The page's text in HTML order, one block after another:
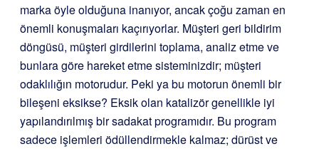
marka öyle olduğuna inanıyor, ancak çoğu zaman en
önemli konuşmaları kaçırıyorlar. Müşteri geri bildirim
döngüsü, müşteri girdilerini toplama, analiz etme ve
bunlara göre hareket etme sisteminizdir; müşteri
odaklılığın motorudur. Peki ya bu motorun önemli bir
bileşeni eksikse? Eksik olan katalizör genellikle iyi
yapılandırılmış bir sadakat programıdır. Bu program
sadece işlemleri ödüllendirmekle kalmaz; dürüst ve